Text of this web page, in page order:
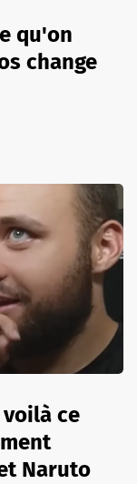
qu'on
change
voilà ce
Naruto